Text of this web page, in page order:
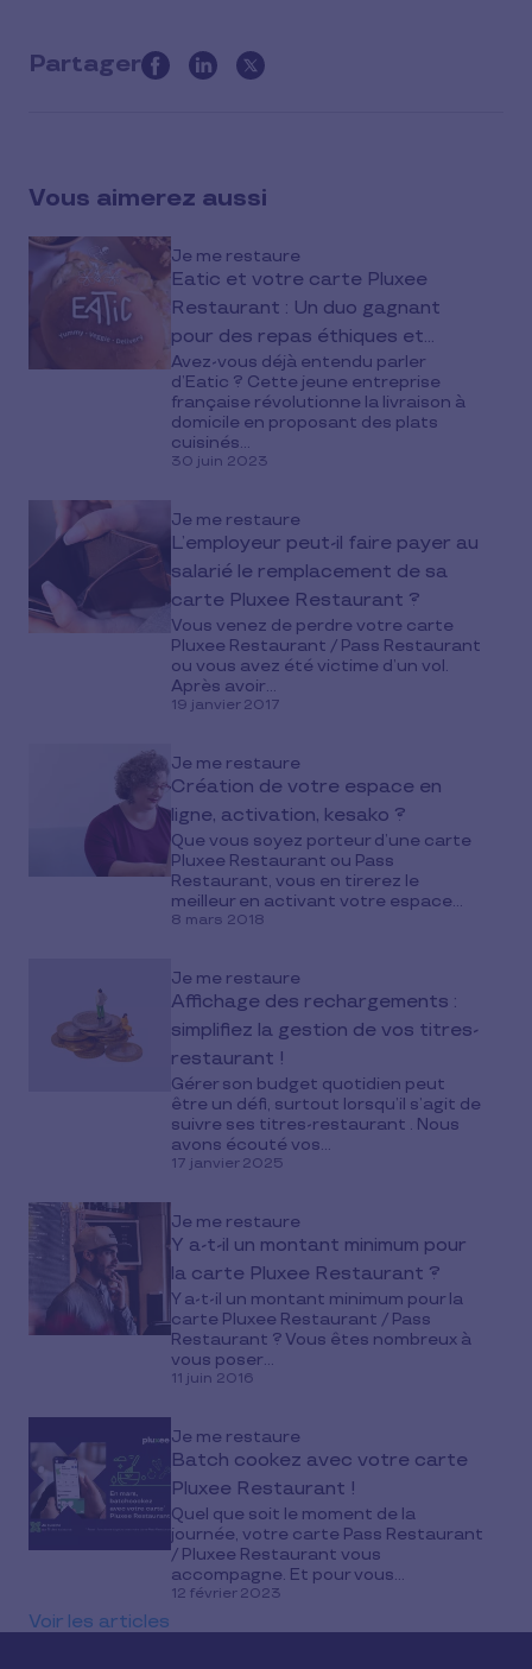
Partager
this
media
Vous aimerez aussi
Je me restaure
Eatic et votre carte Pluxee
Restaurant : Un duo gagnant
pour des repas éthiques et
savoureux
Avez-vous déjà entendu parler
d’Eatic ? Cette jeune entreprise
française révolutionne la livraison à
domicile en proposant des plats
cuisinés...
30 juin 2023
Je me restaure
L’employeur peut-il faire payer au
salarié le remplacement de sa
carte Pluxee Restaurant ?
Vous venez de perdre votre carte
Pluxee Restaurant / Pass Restaurant
ou vous avez été victime d’un vol.
Après avoir...
19 janvier 2017
Je me restaure
Création de votre espace en
ligne, activation, kesako ?
Que vous soyez porteur d’une carte
Pluxee Restaurant ou Pass
Restaurant, vous en tirerez le
meilleur en activant votre espace...
8 mars 2018
Je me restaure
Affichage des rechargements :
simplifiez la gestion de vos titres-
restaurant !
Gérer son budget quotidien peut
être un défi, surtout lorsqu’il s’agit de
suivre ses titres-restaurant . Nous
avons écouté vos...
17 janvier 2025
Je me restaure
Y a-t-il un montant minimum pour
la carte Pluxee Restaurant ?
Y a-t-il un montant minimum pour la
carte Pluxee Restaurant / Pass
Restaurant ? Vous êtes nombreux à
vous poser...
11 juin 2016
Je me restaure
Batch cookez avec votre carte
Pluxee Restaurant !
Quel que soit le moment de la
journée, votre carte Pass Restaurant
/ Pluxee Restaurant vous
accompagne. Et pour vous...
12 février 2023
Voir les articles